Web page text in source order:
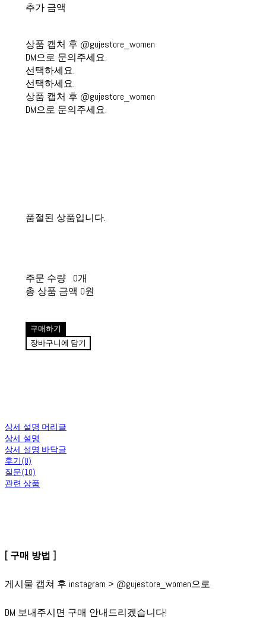
추가 금액
상품 캡처 후 @gujestore_women
DM으로 문의주세요.
선택하세요.
선택하세요.
상품 캡처 후 @gujestore_women
DM으로 문의주세요.
품절된 상품입니다.
주문 수량
0개
총 상품 금액 0원
구매하기
장바구니에 담기
상세 설명 머리글
상세 설명
상세 설명 바닥글
후기(0)
질문(10)
관련 상품
[ 구매 방법 ]
게시물 캡쳐 후 instagram > @gujestore_women으로
DM 보내주시면 구매 안내드리겠습니다!